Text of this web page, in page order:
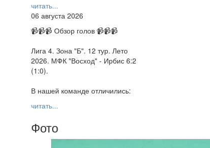
читать...
06 августа 2026
📹📹📹 Обзор голов 📹📹📹
Лига 4. Зона "Б". 12 тур. Лето
2026. МФК "Восход" - Ирбис 6:2
(1:0).
В нашей команде отличились:
читать...
Фото